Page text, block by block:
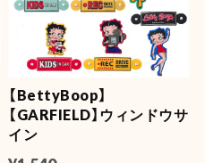
【BettyBoop】
【GARFIELD】ウィンドウサ
イン